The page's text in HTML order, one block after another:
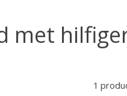
met
1